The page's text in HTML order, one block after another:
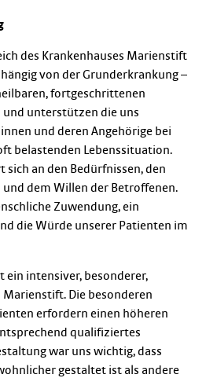
des Krankenhauses Marienstift
von der Grunderkrankung –
fortgeschrittenen
und unterstützen die uns
und deren Angehörige bei
belastenden Lebenssituation.
an den Bedürfnissen, den
dem Willen der Betroffenen.
Zuwendung, ein
die Würde unserer Patienten im
ein intensiver, besonderer,
Marienstift. Die besonderen
erfordern einen höheren
qualifiziertes
war uns wichtig, dass
gestaltet ist als andere